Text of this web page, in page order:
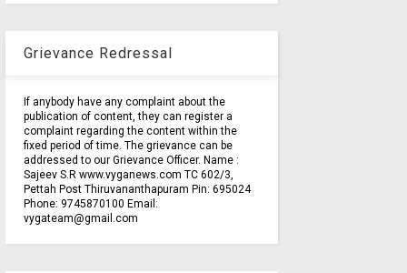
Grievance Redressal
If anybody have any complaint about the
publication of content, they can register a
complaint regarding the content within the
fixed period of time. The grievance can be
addressed to our Grievance Officer. Name :
Sajeev S.R www.vyganews.com TC 602/3,
Pettah Post Thiruvananthapuram Pin: 695024
Phone: 9745870100 Email:
vygateam@gmail.com